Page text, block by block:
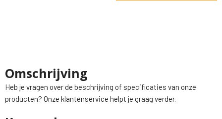
Omschrijving
Heb je vragen over de beschrijving of specificaties van onze
producten? Onze klantenservice helpt je graag verder.